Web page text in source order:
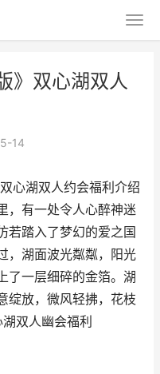
》双心湖双人
14
心湖双人约会福利介绍
有一处令人心醉神迷
踏入了梦幻的爱之国
，湖面波光粼粼，阳光
了一层细碎的金箔。湖
绽放，微风轻拂，花枝
双人幽会福利